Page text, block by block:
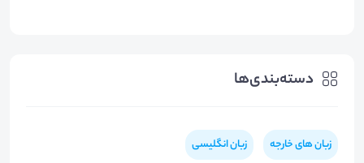
دسته‌بندی‌ها
زبان های خارجه زبان انگلیسی